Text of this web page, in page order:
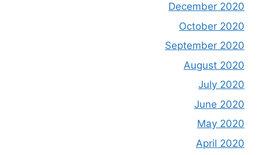
December 2020
October 2020
September 2020
August 2020
July 2020
June 2020
May 2020
April 2020